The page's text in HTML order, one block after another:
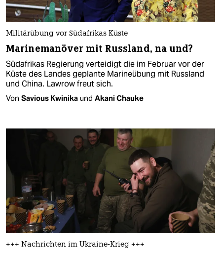
Militärübung vor Südafrikas Küste
Marinemanöver mit Russland, na und?
Südafrikas Regierung verteidigt die im Februar vor der
Küste des Landes geplante Marineübung mit Russland
und China. Lawrow freut sich.
Von Savious Kwinika und Akani Chauke
+++ Nachrichten im Ukraine-Krieg +++